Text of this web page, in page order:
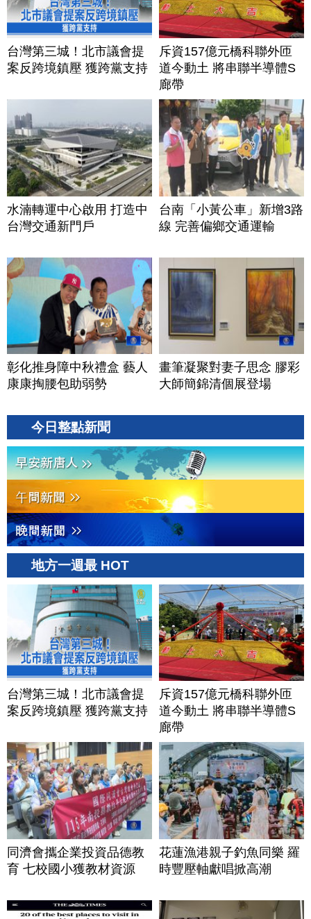
台灣第三城！北市議會提
案反跨境鎮壓 獲跨黨支持
斥資157億元橋科聯外匝
道今動土 將串聯半導體S
廊帶
水湳轉運中心啟用 打造中
台灣交通新門戶
台南「小黃公車」新增3路
線 完善偏鄉交通運輸
彰化推身障中秋禮盒 藝人
康康掏腰包助弱勢
畫筆凝聚對妻子思念 膠彩
大師簡錦清個展登場
今日整點新聞
地方一週最 HOT
台灣第三城！北市議會提
案反跨境鎮壓 獲跨黨支持
斥資157億元橋科聯外匝
道今動土 將串聯半導體S
廊帶
同濟會攜企業投資品德教
育 七校國小獲教材資源
花蓮漁港親子釣魚同樂 羅
時豐壓軸獻唱掀高潮